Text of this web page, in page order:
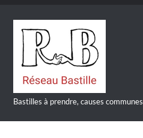
Bastilles à prendre, causes communes